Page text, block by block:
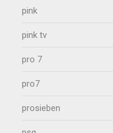
pink
pink tv
pro 7
pro7
prosieben